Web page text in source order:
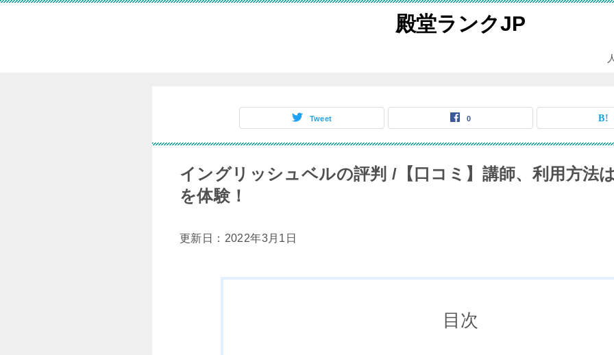
殿堂ランクJP
Tweet 0
イングリッシュベルの評判 /【口コミ】講師、利用方法
を体験！
更新日：2022年3月1日
目次